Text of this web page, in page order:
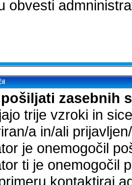
obvesti
pošiljati zasebnih
trije vzroki in
a in/ali
je onemogočil
ti je onemogočil
kontaktiraj